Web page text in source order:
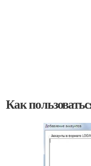
Как